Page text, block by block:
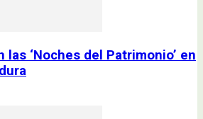
las ‘Noches del Patrimonio’ en